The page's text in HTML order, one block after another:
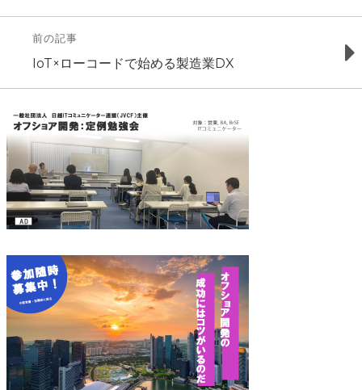
ー
シ
ョ
ン
前の記事
Next
post:
IoT×ローコードで始める製造業DX